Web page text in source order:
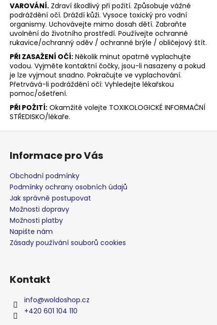
VAROVÁNÍ. Zdraví škodlivý při požití. Způsobuje vážné
podráždění očí. Dráždí kůži. Vysoce toxický pro vodní
organismy. Uchovávejte mimo dosah dětí. Zabraňte
uvolnění do životního prostředí. Používejte ochranné
rukavice/ochranný oděv / ochranné brýle / obličejový štít.
PŘI ZASAŽENÍ OČÍ: Několik minut opatrně vyplachujte
vodou. Vyjměte kontaktní čočky, jsou-li nasazeny a pokud
je lze vyjmout snadno. Pokračujte ve vyplachování.
Přetrvává-li podráždění očí: Vyhledejte lékařskou
pomoc/ošetření.
PŘI POŽITÍ: Okamžitě volejte TOXIKOLOGICKÉ INFORMAČNÍ
STŘEDISKO/lékaře.
Z
Informace pro Vás
Obchodní podmínky
Podmínky ochrany osobních údajů
Jak správně postupovat
Možnosti dopravy
Možnosti platby
Napište nám
Zásady používání souborů cookies
Kontakt
info@woldoshop.cz
+420 601 104 110